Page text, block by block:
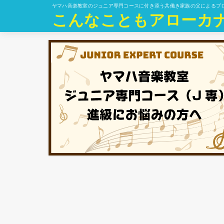
ヤマハ音楽教室のジュニア専門コースに付き添う共働き家族の父によるブ
こんなこともアローカ